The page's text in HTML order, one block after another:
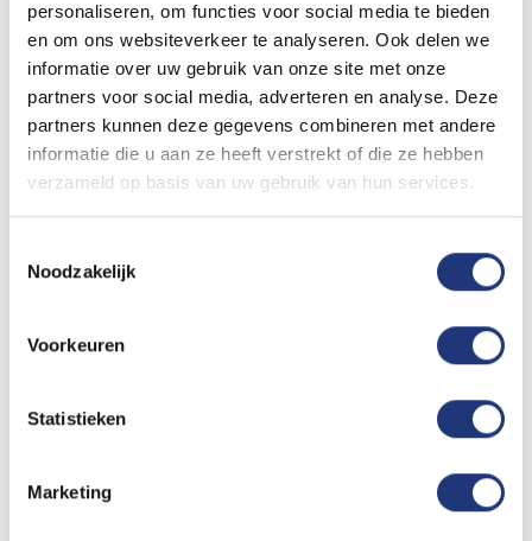
personaliseren, om functies voor social media te bieden
en om ons websiteverkeer te analyseren. Ook delen we
informatie over uw gebruik van onze site met onze
partners voor social media, adverteren en analyse. Deze
partners kunnen deze gegevens combineren met andere
informatie die u aan ze heeft verstrekt of die ze hebben
verzameld op basis van uw gebruik van hun services.
Noodzakelijk
Voorkeuren
Statistieken
Marketing
Reclamevlag 150x225cm
Download
Reclamevlag 200x300cm
Download
Download
Reclamevlag 300x450cm